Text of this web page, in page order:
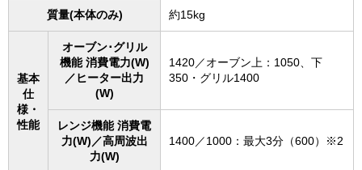
質量(本体のみ) 約15kg
基本
仕
様・
性能
オーブン･グリル
機能 消費電力(W)
／ヒーター出力
(W)
1420／オーブン上：1050、下
350・グリル1400
レンジ機能 消費電
力(W)／高周波出
力(W)
1400／1000：最大3分（600）※2